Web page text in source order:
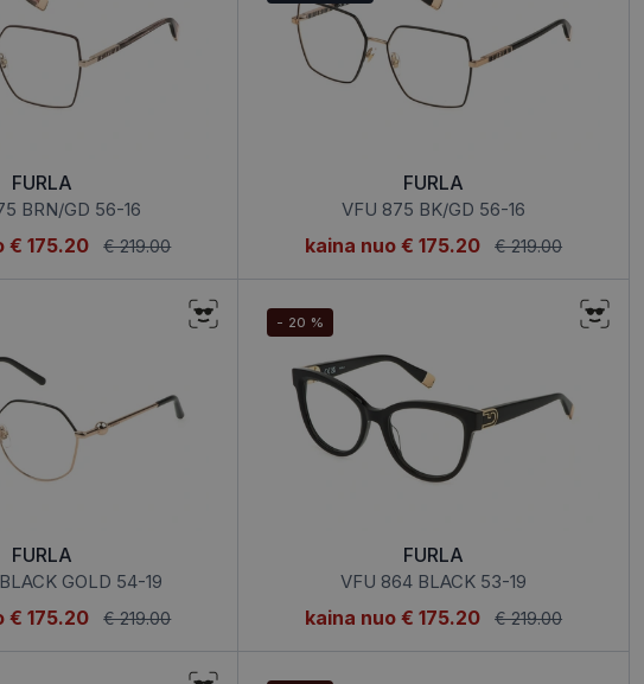
FURLA
BRN/GD 56-16
€ 175.20 € 219.00
FURLA
VFU 875 BK/GD 56-16
kaina nuo € 175.20 € 219.00
FURLA
GOLD 54-19
€ 175.20 € 219.00
- 20 %
FURLA
VFU 864 BLACK 53-19
kaina nuo € 175.20 € 219.00